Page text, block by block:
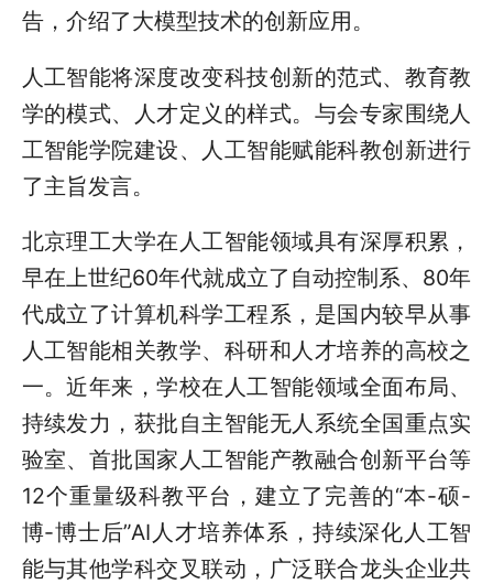
告，介绍了大模型技术的创新应用。
人工智能将深度改变科技创新的范式、教育教
学的模式、人才定义的样式。与会专家围绕人
工智能学院建设、人工智能赋能科教创新进行
了主旨发言。
北京理工大学在人工智能领域具有深厚积累，
早在上世纪60年代就成立了自动控制系、80年
代成立了计算机科学工程系，是国内较早从事
人工智能相关教学、科研和人才培养的高校之
一。近年来，学校在人工智能领域全面布局、
持续发力，获批自主智能无人系统全国重点实
验室、首批国家人工智能产教融合创新平台等
12个重量级科教平台，建立了完善的“本-硕-
博-博士后”AI人才培养体系，持续深化人工智
能与其他学科交叉联动，广泛联合龙头企业共